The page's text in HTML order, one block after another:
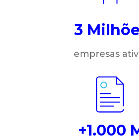
3
empresas
+1.000